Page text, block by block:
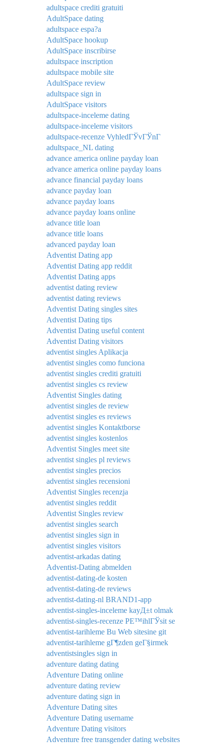
adultspace crediti gratuiti
AdultSpace dating
adultspace espa?a
AdultSpace hookup
AdultSpace inscribirse
adultspace inscription
adultspace mobile site
AdultSpace review
adultspace sign in
AdultSpace visitors
adultspace-inceleme dating
adultspace-inceleme visitors
adultspace-recenze VyhledГЎvГЎnГ­
adultspace_NL dating
advance america online payday loan
advance america online payday loans
advance financial payday loans
advance payday loan
advance payday loans
advance payday loans online
advance title loan
advance title loans
advanced payday loan
Adventist Dating app
Adventist Dating app reddit
Adventist Dating apps
adventist dating review
adventist dating reviews
Adventist Dating singles sites
Adventist Dating tips
Adventist Dating useful content
Adventist Dating visitors
adventist singles Aplikacja
adventist singles como funciona
adventist singles crediti gratuiti
adventist singles cs review
Adventist Singles dating
adventist singles de review
adventist singles es reviews
adventist singles Kontaktborse
adventist singles kostenlos
Adventist Singles meet site
adventist singles pl reviews
adventist singles precios
adventist singles recensioni
Adventist Singles recenzja
adventist singles reddit
Adventist Singles review
adventist singles search
adventist singles sign in
adventist singles visitors
adventist-arkadas dating
Adventist-Dating abmelden
adventist-dating-de kosten
adventist-dating-de reviews
adventist-dating-nl BRAND1-app
adventist-singles-inceleme kayД±t olmak
adventist-singles-recenze PЕ™ihlГЎsit se
adventist-tarihleme Bu Web sitesine git
adventist-tarihleme gГ¶zden geГ§irmek
adventistsingles sign in
adventure dating dating
Adventure Dating online
adventure dating review
adventure dating sign in
Adventure Dating sites
Adventure Dating username
Adventure Dating visitors
Adventure free transgender dating websites